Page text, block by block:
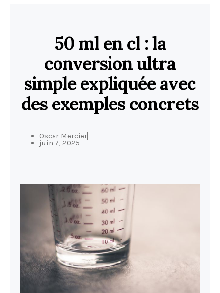
50 ml en cl : la
conversion ultra
simple expliquée avec
des exemples concrets
Oscar Mercier
juin 7, 2025